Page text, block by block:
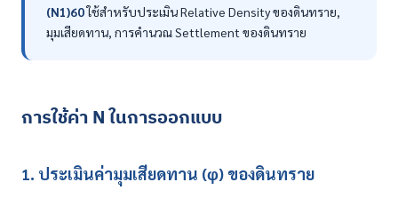
(N1)60ใช้สำหรับประเมิน Relative Density ของดินทราย,
มุมเสียดทาน, การคำนวณ Settlement ของดินทราย
การใช้ค่า N ในการออกแบบ
1. ประเมินค่ามุมเสียดทาน (φ) ของดินทราย